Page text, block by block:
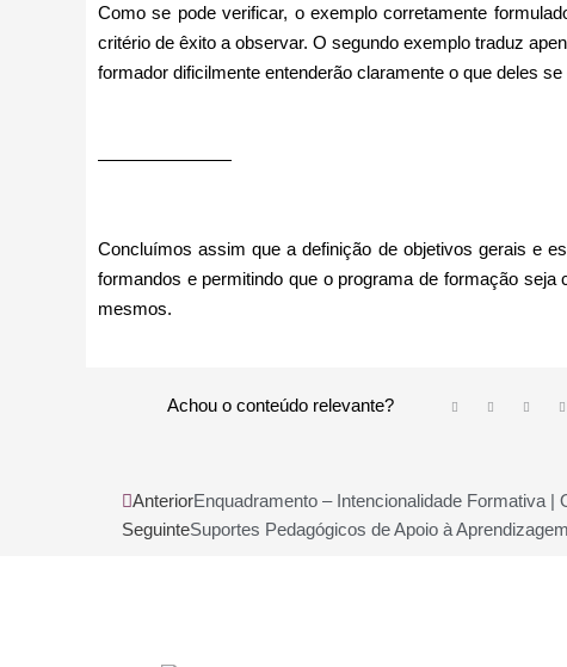
Como se pode verificar, o exemplo corretamente
critério de êxito a observar. O segundo exemplo traduz
formador dificilmente entenderão claramente o que deles se
Concluímos assim que a definição de objetivos gerais e
formandos e permitindo que o programa de formação
mesmos.
Achou o conteúdo relevante?
Prev
AnteriorEnquadramento – Intencionalidade Formativa |
SeguinteSuportes Pedagógicos de Apoio à